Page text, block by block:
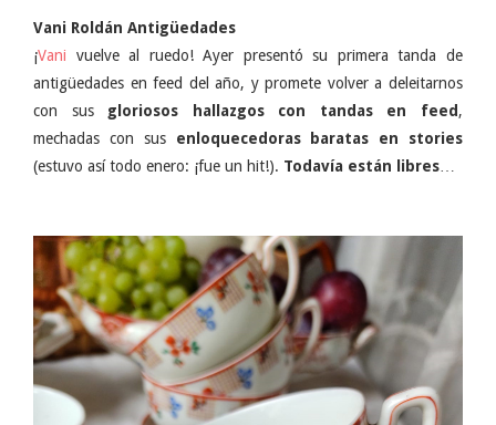
Vani Roldán Antigüedades
¡Vani vuelve al ruedo! Ayer presentó su primera tanda de
antigüedades en feed del año, y promete volver a deleitarnos
con sus gloriosos hallazgos con tandas en feed,
mechadas con sus enloquecedoras baratas en stories
(estuvo así todo enero: ¡fue un hit!). Todavía están libres…